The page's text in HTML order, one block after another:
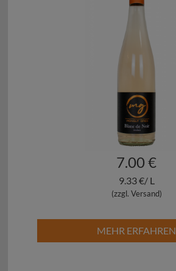
7.00 €
9.33 €/ L
(zzgl. Versand)
MEHR ERFAHREN